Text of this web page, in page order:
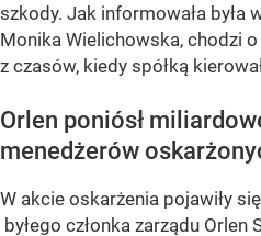
szkody. Jak informowała była
Monika Wielichowska, chodzi
z czasów, kiedy spółką
Orlen poniósł
menedżerów
W akcie oskarżenia pojawiły
byłego członka zarządu Orlen